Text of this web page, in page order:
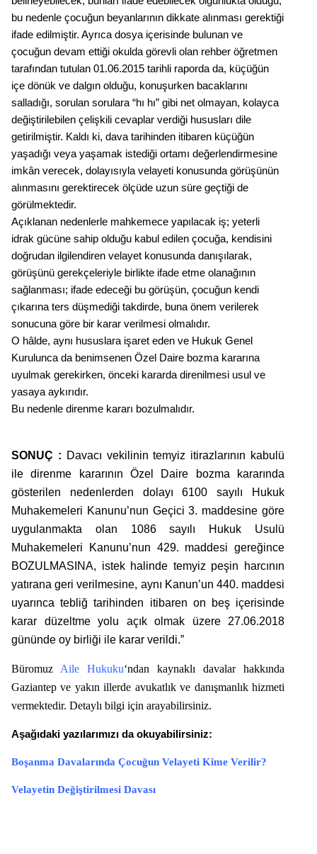
bu nedenle çocuğun beyanlarının dikkate alınması gerektiği
ifade edilmiştir. Ayrıca dosya içerisinde bulunan ve
çocuğun devam ettiği okulda görevli olan rehber öğretmen
tarafından tutulan 01.06.2015 tarihli raporda da, küçüğün
içe dönük ve dalgın olduğu, konuşurken bacaklarını
salladığı, sorulan sorulara “hı hı” gibi net olmayan, kolayca
değiştirilebilen çelişkili cevaplar verdiği hususları dile
getirilmiştir. Kaldı ki, dava tarihinden itibaren küçüğün
yaşadığı veya yaşamak istediği ortamı değerlendirmesine
imkân verecek, dolayısıyla velayeti konusunda görüşünün
alınmasını gerektirecek ölçüde uzun süre geçtiği de
görülmektedir.
Açıklanan nedenlerle mahkemece yapılacak iş; yeterli
idrak gücüne sahip olduğu kabul edilen çocuğa, kendisini
doğrudan ilgilendiren velayet konusunda danışılarak,
görüşünü gerekçeleriyle birlikte ifade etme olanağının
sağlanması; ifade edeceği bu görüşün, çocuğun kendi
çıkarına ters düşmediği takdirde, buna önem verilerek
sonucuna göre bir karar verilmesi olmalıdır.
O hâlde, aynı hususlara işaret eden ve Hukuk Genel
Kurulunca da benimsenen Özel Daire bozma kararına
uyulmak gerekirken, önceki kararda direnilmesi usul ve
yasaya aykırıdır.
Bu nedenle direnme kararı bozulmalıdır.
SONUÇ : Davacı vekilinin temyiz itirazlarının kabulü
ile direnme kararının Özel Daire bozma kararında
gösterilen nedenlerden dolayı 6100 sayılı Hukuk
Muhakemeleri Kanunu’nun Geçici 3. maddesine göre
uygulanmakta olan 1086 sayılı Hukuk Usulü
Muhakemeleri Kanunu’nun 429. maddesi gereğince
BOZULMASINA, istek halinde temyiz peşin harcının
yatırana geri verilmesine, aynı Kanun’un 440. maddesi
uyarınca tebliğ tarihinden itibaren on beş içerisinde
karar düzeltme yolu açık olmak üzere 27.06.2018
gününde oy birliği ile karar verildi.”
Büromuz Aile Hukuku‘ndan kaynaklı davalar hakkında
Gaziantep ve yakın illerde avukatlık ve danışmanlık hizmeti
vermektedir. Detaylı bilgi için arayabilirsiniz.
Aşağıdaki yazılarımızı da okuyabilirsiniz:
Boşanma Davalarında Çocuğun Velayeti Kime Verilir?
Velayetin Değiştirilmesi Davası